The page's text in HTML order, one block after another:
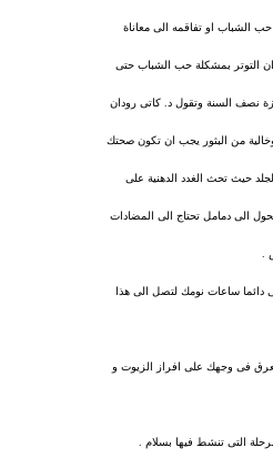
الشباب او تفاقمه الى معاناة
التوتر بمشكلة حب الشباب حتى
نصف السنة وتقول د. كاتى رودان
من البثور يجب ان تكون صحتك
حيث تحث الغدد الدهنية على
الى دمامل تحتاج الى المضادات
.
السهروعوضى دائما ساعات نومك لتصل الى هذا
فى وجهك على افراز الزيوت و
التى تنشط فيها بسلام .